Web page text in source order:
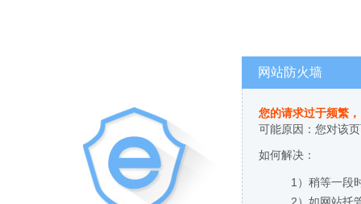
网站防火墙
您的请求过于频繁
可能原因：您对该
如何解决：
1）稍等一段